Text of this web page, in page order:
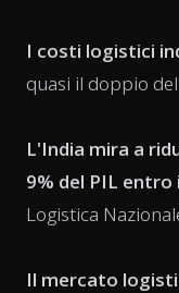
I costi logistici
quasi il doppio
L'India mira a
9% del PIL entro
Logistica
Il mercato